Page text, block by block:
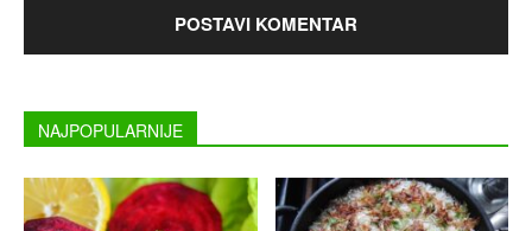
NAJPOPULARNIJE